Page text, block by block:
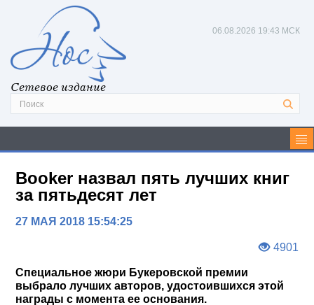
Сетевое издание
06.08.2026 19:43 МСК
Booker назвал пять лучших книг
за пятьдесят лет
27 МАЯ 2018 15:54:25
4901
Специальное жюри Букеровской премии
выбрало лучших авторов, удостоившихся этой
награды с момента ее основания.